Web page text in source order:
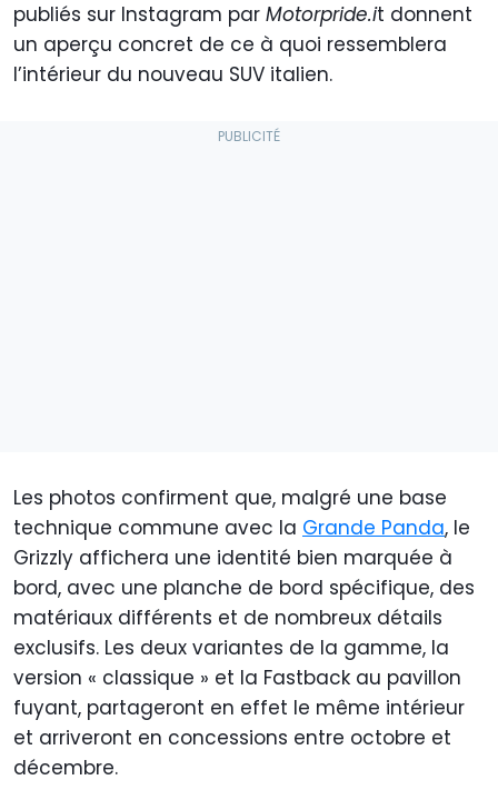
publiés sur Instagram par Motorpride.it donnent
un aperçu concret de ce à quoi ressemblera
l’intérieur du nouveau SUV italien.
Les photos confirment que, malgré une base
technique commune avec la Grande Panda, le
Grizzly affichera une identité bien marquée à
bord, avec une planche de bord spécifique, des
matériaux différents et de nombreux détails
exclusifs. Les deux variantes de la gamme, la
version « classique » et la Fastback au pavillon
fuyant, partageront en effet le même intérieur
et arriveront en concessions entre octobre et
décembre.